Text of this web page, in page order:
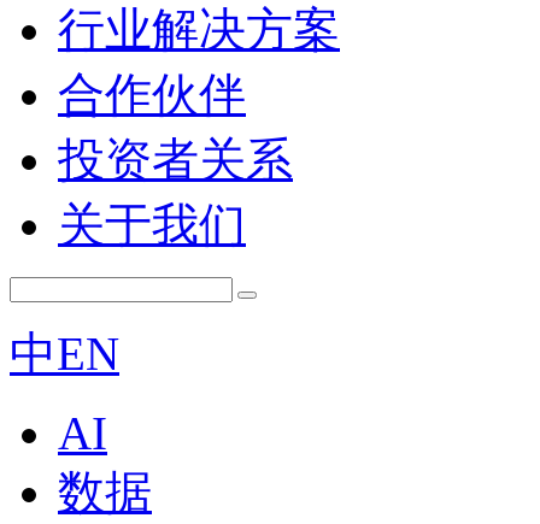
行业解决方案
合作伙伴
投资者关系
关于我们
中EN
AI
数据